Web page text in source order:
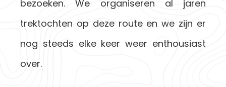
bezoeken. We organiseren al jaren
trektochten op deze route en we zijn er
nog steeds elke keer weer enthousiast
over.